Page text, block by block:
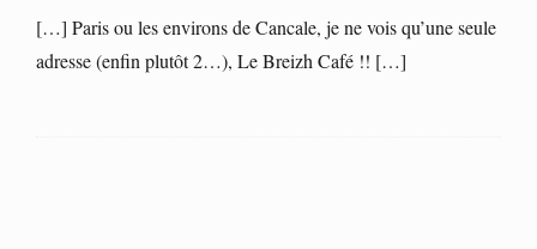
[…] Paris ou les environs de Cancale, je ne vois qu’une seule
adresse (enfin plutôt 2…), Le Breizh Café !! […]